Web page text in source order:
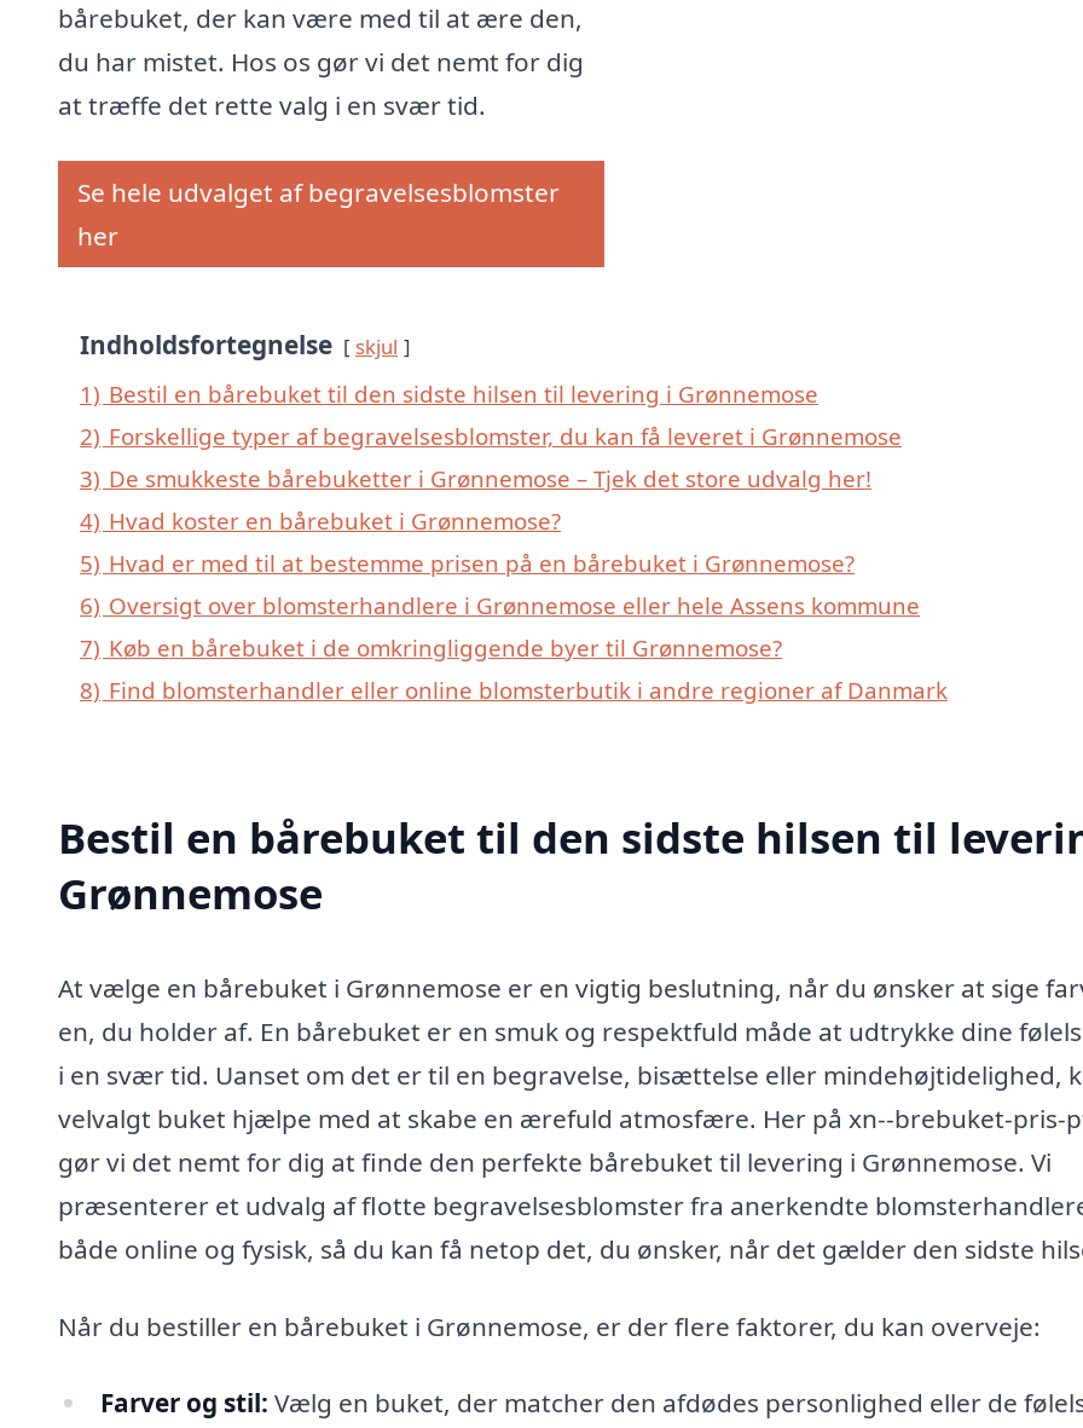
bårebuket, der kan være med til at ære den,
du har mistet. Hos os gør vi det nemt for dig
at træffe det rette valg i en svær tid.
Se hele udvalget af begravelsesblomster
her
Indholdsfortegnelse skjul
1) Bestil en bårebuket til den sidste hilsen til levering i Grønnemose
2) Forskellige typer af begravelsesblomster, du kan få leveret i Grønnemose
3) De smukkeste bårebuketter i Grønnemose – Tjek det store udvalg her!
4) Hvad koster en bårebuket i Grønnemose?
5) Hvad er med til at bestemme prisen på en bårebuket i Grønnemose?
6) Oversigt over blomsterhandlere i Grønnemose eller hele Assens kommune
7) Køb en bårebuket i de omkringliggende byer til Grønnemose?
8) Find blomsterhandler eller online blomsterbutik i andre regioner af Danmark
Bestil en bårebuket til den sidste hilsen til
Grønnemose
At vælge en bårebuket i Grønnemose er en vigtig beslutning, når du ønsker at sige
en, du holder af. En bårebuket er en smuk og respektfuld måde at udtrykke dine
i en svær tid. Uanset om det er til en begravelse, bisættelse eller mindehøjtidelighed,
velvalgt buket hjælpe med at skabe en ærefuld atmosfære. Her på xn--brebuket-pris-
gør vi det nemt for dig at finde den perfekte bårebuket til levering i Grønnemose. Vi
præsenterer et udvalg af flotte begravelsesblomster fra anerkendte
både online og fysisk, så du kan få netop det, du ønsker, når det gælder den sidste
Når du bestiller en bårebuket i Grønnemose, er der flere faktorer, du kan overveje:
Farver og stil: Vælg en buket, der matcher den afdødes personlighed eller de